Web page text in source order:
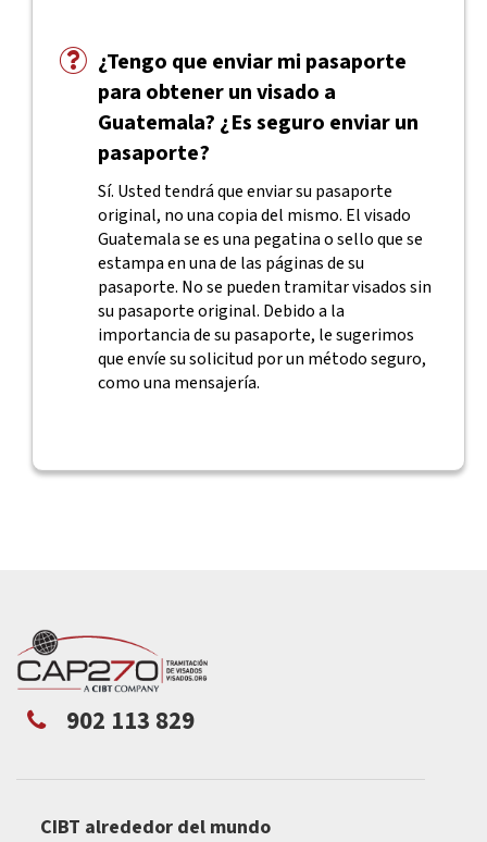
¿Tengo que enviar mi pasaporte
para obtener un visado a
Guatemala? ¿Es seguro enviar un
pasaporte?
Sí. Usted tendrá que enviar su pasaporte
original, no una copia del mismo. El visado
Guatemala se es una pegatina o sello que se
estampa en una de las páginas de su
pasaporte. No se pueden tramitar visados sin
su pasaporte original. Debido a la
importancia de su pasaporte, le sugerimos
que envíe su solicitud por un método seguro,
como una mensajería.
902 113 829
CIBT alrededor del mundo